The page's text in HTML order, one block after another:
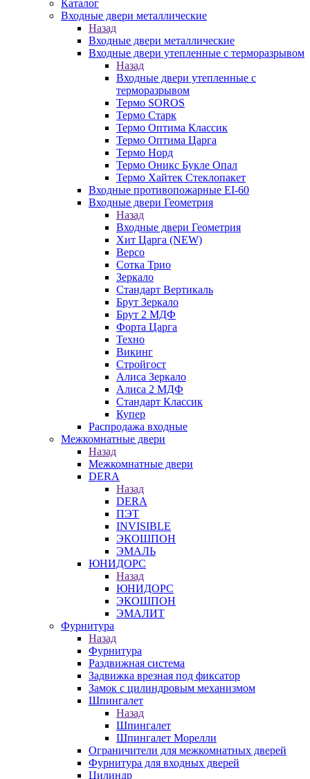
Каталог
Входные двери металлические
Назад
Входные двери металлические
Входные двери утепленные с терморазрывом
Назад
Входные двери утепленные с
терморазрывом
Термо SOROS
Термо Старк
Термо Оптима Классик
Термо Оптима Царга
Термо Норд
Термо Оникс Букле Опал
Термо Хайтек Стеклопакет
Входные противопожарные EI-60
Входные двери Геометрия
Назад
Входные двери Геометрия
Хит Царга (NEW)
Версо
Сотка Трио
Зеркало
Стандарт Вертикаль
Брут Зеркало
Брут 2 МДФ
Форта Царга
Техно
Викинг
Стройгост
Алиса Зеркало
Алиса 2 МДФ
Стандарт Классик
Купер
Распродажа входные
Межкомнатные двери
Назад
Межкомнатные двери
DERA
Назад
DERA
ПЭТ
INVISIBLE
ЭКОШПОН
ЭМАЛЬ
ЮНИДОРС
Назад
ЮНИДОРС
ЭКОШПОН
ЭМАЛИТ
Фурнитура
Назад
Фурнитура
Раздвижная система
Задвижка врезная под фиксатор
Замок с цилиндровым механизмом
Шпингалет
Назад
Шпингалет
Шпингалет Морелли
Ограничители для межкомнатных дверей
Фурнитура для входных дверей
Цилиндр